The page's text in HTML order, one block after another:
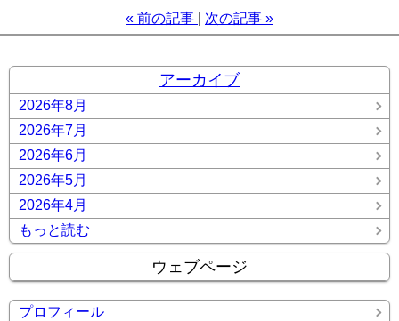
« 前の記事 次の記事 »
アーカイブ
2026年8月
2026年7月
2026年6月
2026年5月
2026年4月
もっと読む
ウェブページ
プロフィール